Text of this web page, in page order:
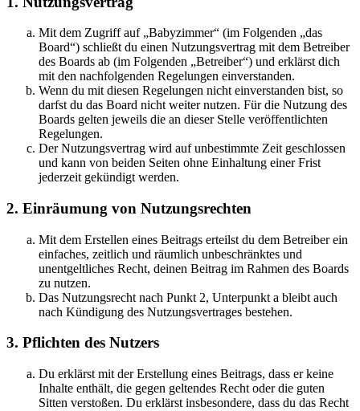
Mit dem Zugriff auf „Babyzimmer“ (im Folgenden „das
Board“) schließt du einen Nutzungsvertrag mit dem Betreiber
des Boards ab (im Folgenden „Betreiber“) und erklärst dich
mit den nachfolgenden Regelungen einverstanden.
Wenn du mit diesen Regelungen nicht einverstanden bist, so
darfst du das Board nicht weiter nutzen. Für die Nutzung des
Boards gelten jeweils die an dieser Stelle veröffentlichten
Regelungen.
Der Nutzungsvertrag wird auf unbestimmte Zeit geschlossen
und kann von beiden Seiten ohne Einhaltung einer Frist
jederzeit gekündigt werden.
2. Einräumung von Nutzungsrechten
Mit dem Erstellen eines Beitrags erteilst du dem Betreiber ein
einfaches, zeitlich und räumlich unbeschränktes und
unentgeltliches Recht, deinen Beitrag im Rahmen des Boards
zu nutzen.
Das Nutzungsrecht nach Punkt 2, Unterpunkt a bleibt auch
nach Kündigung des Nutzungsvertrages bestehen.
3. Pflichten des Nutzers
Du erklärst mit der Erstellung eines Beitrags, dass er keine
Inhalte enthält, die gegen geltendes Recht oder die guten
Sitten verstoßen. Du erklärst insbesondere, dass du das Recht